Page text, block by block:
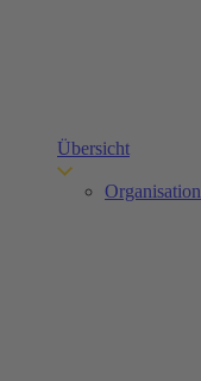
Übersicht
Organisation